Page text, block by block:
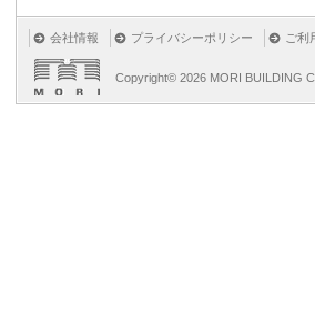
会社情報 プライバシーポリシー ご利
Copyright© 2026 MORI BUILDING